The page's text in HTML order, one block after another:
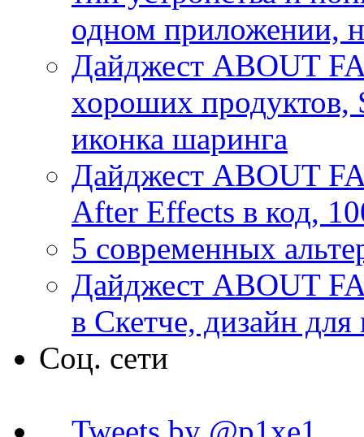
одном приложении,
Дайджест ABOUT
хороших продуктов,
иконка шаринга
Дайджест ABOUT
After Effects в код,
5 современных
Дайджест ABOUT
в Скетче, дизайн для
Соц. сети